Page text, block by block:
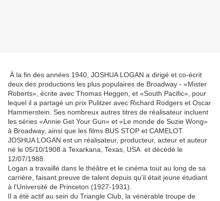
À la fin des années 1940, JOSHUA LOGAN a dirigé et co-écrit
deux des productions les plus populaires de Broadway - «Mister
Roberts», écrite avec Thomas Heggen, et «South Pacific», pour
lequel il a partagé un prix Pulitzer avec Richard Rodgers et Oscar
Hammerstein. Ses nombreux autres titres de réalisateur incluent
les séries «Annie Get Your Gun» et «Le monde de Suzie Wong»
à Broadway, ainsi que les films BUS STOP et CAMELOT.
JOSHUA LOGAN est un réalisateur, producteur, acteur et auteur
né le 05/10/1908 à Texarkana, Texas, USA et décédé le
12/07/1988.
Logan a travaillé dans le théâtre et le cinéma tout au long de sa
carrière, faisant preuve de talent depuis qu'il était jeune étudiant
à l'Université de Princeton (1927-1931).
Il a été actif au sein du Triangle Club, la vénérable troupe de